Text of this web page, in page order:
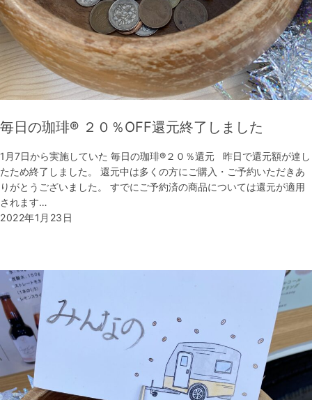
毎日の珈琲®︎ ２０％OFF還元終了しました
1月7日から実施していた 毎日の珈琲®︎２０％還元 昨日で還元額が達し
たため終了しました。 還元中は多くの方にご購入・ご予約いただきあ
りがとうございました。 すでにご予約済の商品については還元が適用
されます…
2022年1月23日